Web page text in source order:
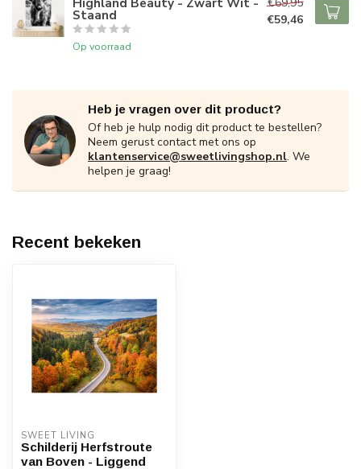
Staand
Op voorraad
€59,46
Heb je vragen over dit product?
Of heb je hulp nodig dit product te bestellen?
Neem gerust contact met ons op
klantenservice@sweetlivingshop.nl. We
helpen je graag!
Recent bekeken
SWEET LIVING
Schilderij Herfstroute
van Boven - Liggend